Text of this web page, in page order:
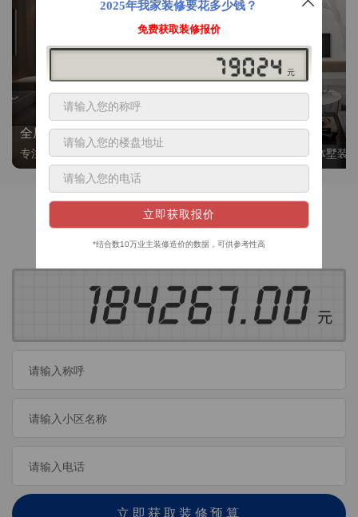
全屋整装
专注整装24年，高标准，选美迪 十年后仍爱我家
别墅大平层
高端私人定制，整体墅装
获取装修预算
立即获取装修预算